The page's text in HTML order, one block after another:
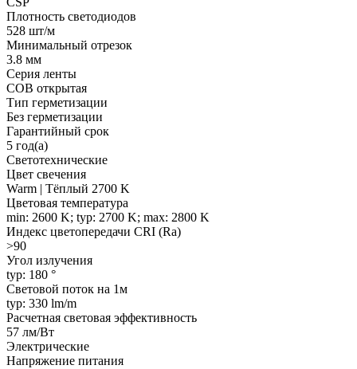
Плотность светодиодов
528 шт/м
Минимальный отрезок
3.8 мм
Серия ленты
COB открытая
Тип герметизации
Без герметизации
Гарантийный срок
5 год(а)
Светотехнические
Цвет свечения
Warm | Тёплый 2700 K
Цветовая температура
min: 2600 K; typ: 2700 K; max: 2800 K
Индекс цветопередачи CRI (Ra)
>90
Угол излучения
typ: 180 °
Световой поток на 1м
typ: 330 lm/m
Расчетная световая эффективность
57 лм/Вт
Электрические
Напряжение питания